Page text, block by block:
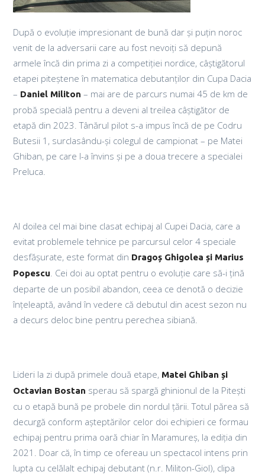
După o evoluție impresionant de bună dar și puțin noroc
venit de la adversarii care au fost nevoiți să depună
armele încă din prima zi a competiției nordice, câștigătorul
etapei piteștene în matematica debutanților din Cupa Dacia
– Daniel Militon – mai are de parcurs numai 45 de km de
probă specială pentru a deveni al treilea câștigător de
etapă din 2023. Tânărul pilot s-a impus încă de pe Codru
Butesii 1, surclasându-și colegul de campionat – pe Matei
Ghiban, pe care l-a învins și pe a doua trecere a specialei
Preluca.
Al doilea cel mai bine clasat echipaj al Cupei Dacia, care a
evitat problemele tehnice pe parcursul celor 4 speciale
desfășurate, este format din Dragoș Ghigolea și Marius
Popescu. Cei doi au optat pentru o evoluție care să-i țină
departe de un posibil abandon, ceea ce denotă o decizie
înțeleaptă, având în vedere că debutul din acest sezon nu
a decurs deloc bine pentru perechea sibiană.
Lideri la zi după primele două etape, Matei Ghiban și
Octavian Bostan sperau să spargă ghinionul de la Pitești
cu o etapă bună pe probele din nordul țării. Totul părea să
decurgă conform așteptărilor celor doi echipieri ce formau
echipaj pentru prima oară chiar în Maramureș, la ediția din
2021. Doar că, în timp ce ofereau un spectacol intens prin
lupta cu celălalt echipaj debutant (n.r. Militon-Giol), clipa